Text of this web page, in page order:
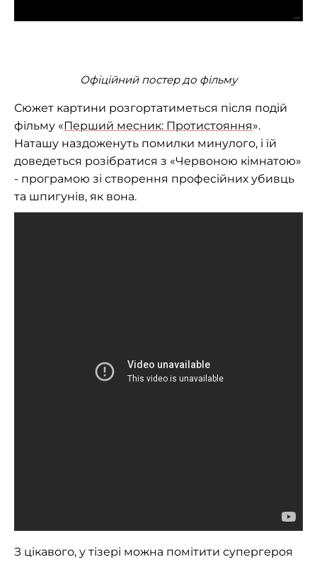
Офіційний постер до фільму
Сюжет картини розгортатиметься після подій
фільму «Перший месник: Протистояння».
Наташу наздоженуть помилки минулого, і їй
доведеться розібратися з «Червоною кімнатою»
- програмою зі створення професійних убивць
та шпигунів, як вона.
З цікавого, у тізері можна помітити супергероя